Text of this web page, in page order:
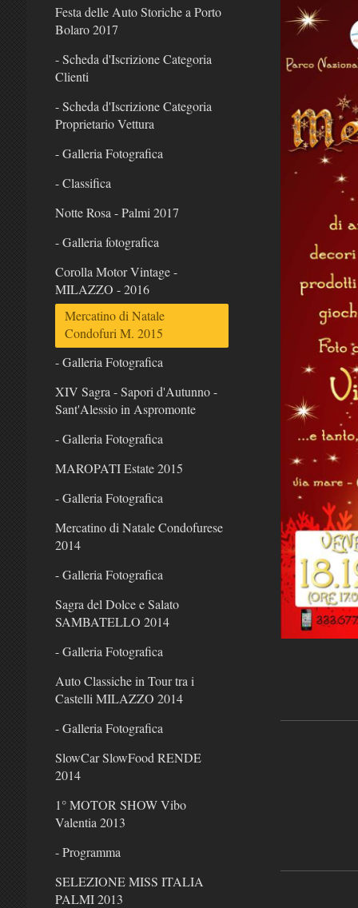
Festa delle Auto Storiche a Porto
Bolaro 2017
- Scheda d'Iscrizione Categoria
Clienti
- Scheda d'Iscrizione Categoria
Proprietario Vettura
- Galleria Fotografica
- Classifica
Notte Rosa - Palmi 2017
- Galleria fotografica
Corolla Motor Vintage -
MILAZZO - 2016
Mercatino di Natale
Condofuri M. 2015
- Galleria Fotografica
XIV Sagra - Sapori d'Autunno -
Sant'Alessio in Aspromonte
- Galleria Fotografica
MAROPATI Estate 2015
- Galleria Fotografica
Mercatino di Natale Condofurese
2014
- Galleria Fotografica
Sagra del Dolce e Salato
SAMBATELLO 2014
- Galleria Fotografica
Auto Classiche in Tour tra i
Castelli MILAZZO 2014
- Galleria Fotografica
SlowCar SlowFood RENDE
2014
1° MOTOR SHOW Vibo
Valentia 2013
- Programma
SELEZIONE MISS ITALIA
PALMI 2013